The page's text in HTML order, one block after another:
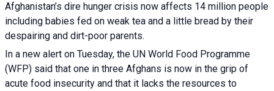
Afghanistan’s dire hunger crisis now affects 14 million people
including babies fed on weak tea and a little bread by their
despairing and dirt-poor parents.
In a new alert on Tuesday, the UN World Food Programme
(WFP) said that one in three Afghans is now in the grip of
acute food insecurity and that it lacks the resources to